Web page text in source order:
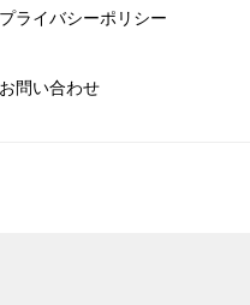
プライバシーポリシー
お問い合わせ